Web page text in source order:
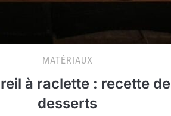
MATÉRIAUX
à raclette : recette de
desserts